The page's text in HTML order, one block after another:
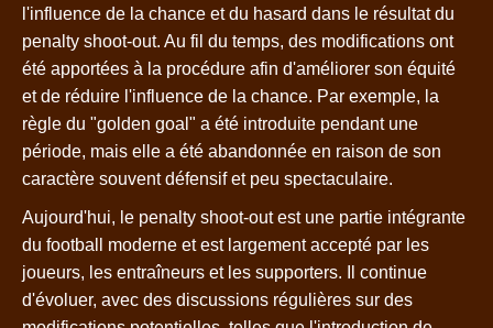
l'influence de la chance et du hasard dans le résultat du
penalty shoot-out. Au fil du temps, des modifications ont
été apportées à la procédure afin d'améliorer son équité
et de réduire l'influence de la chance. Par exemple, la
règle du "golden goal" a été introduite pendant une
période, mais elle a été abandonnée en raison de son
caractère souvent défensif et peu spectaculaire.
Aujourd'hui, le penalty shoot-out est une partie intégrante
du football moderne et est largement accepté par les
joueurs, les entraîneurs et les supporters. Il continue
d'évoluer, avec des discussions régulières sur des